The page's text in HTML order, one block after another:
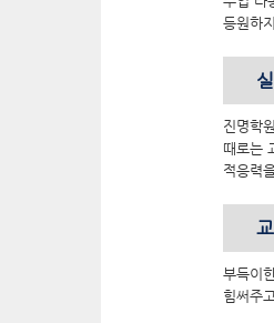
등원하
진명학
때로는
적응력
부득이
힘써주